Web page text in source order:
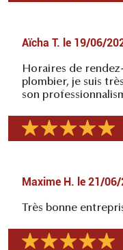
Aïcha T. le 19/06/
Horaires de
plombier, je suis
son
Maxime H. le 21/06/
Très bonne